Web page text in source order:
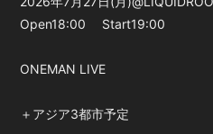
Open18:00 Start19:00
ONEMAN LIVE
＋アジア3都市予定